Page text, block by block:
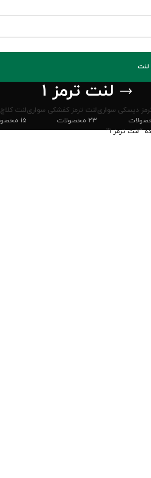
لنت
لنت ترمز 1
دیسکی سواریلنت ترمز کفشکی سواری
23 محصولات
لنت کلاچ
15 محصولات
ترمز 1”